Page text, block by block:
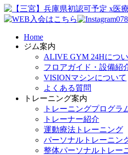
Home
ジム案内
ALIVE GYM 24Hにつ
フロアガイド・設備紹
VISIONマシンについて
よくある質問
トレーニング案内
トレーニングプログラ
トレーナー紹介
運動療法トレーニング
パーソナルトレーニン
整体パーソナルトレー